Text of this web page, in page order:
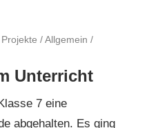
/Allgemein /
Unterricht
7 eine
abgehalten. Es ging